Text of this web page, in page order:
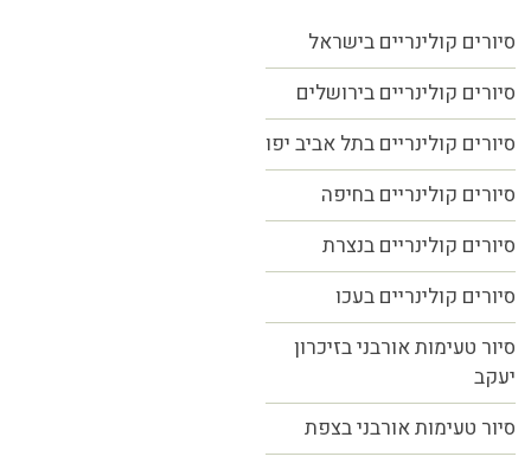
סיורים קולינריים בישראל
סיורים קולינריים בירושלים
סיורים קולינריים בתל אביב יפו
סיורים קולינריים בחיפה
סיורים קולינריים בנצרת
סיורים קולינריים בעכו
סיור טעימות אורבני בזיכרון
יעקב
סיור טעימות אורבני בצפת